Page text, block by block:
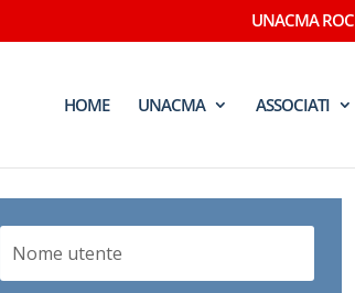
UNACMA ROC
HOME UNACMA ASSOCIATI